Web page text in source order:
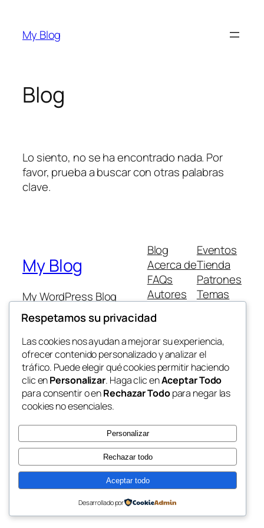
contenido
My Blog
Blog
Lo siento, no se ha encontrado nada. Por
favor, prueba a buscar con otras palabras
clave.
My Blog
My WordPress Blog
Blog
Acerca de
FAQs
Autores
Eventos
Tienda
Patrones
Temas
Twenty Twenty-Five Diseñado conWordPress
Respetamos su privacidad
Las cookies nos ayudan a mejorar su experiencia,
ofrecer contenido personalizado y analizar el
tráfico. Puede elegir qué cookies permitir haciendo
clic enPersonalizar. Haga clic enAceptar Todo
para consentir o enRechazar Todopara negar las
cookies no esenciales.
Personalizar
Rechazar todo
Aceptar todo
Desarrollado por